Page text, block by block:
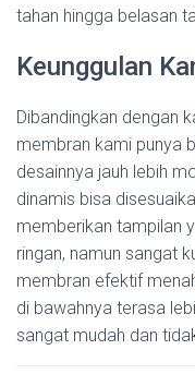
tahan hingga belasan
Keunggulan
Dibandingkan dengan
membran kami punya
desainnya jauh lebih
dinamis bisa
memberikan tampilan
ringan, namun sangat
membran efektif
di bawahnya terasa
sangat mudah dan